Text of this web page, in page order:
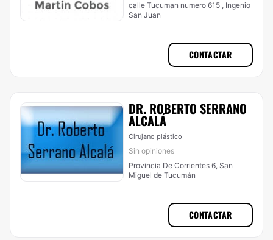
calle Tucuman numero 615 , Ingenio
San Juan
CONTACTAR
DR. ROBERTO SERRANO
ALCALÁ
Cirujano plástico
Sin opiniones
Provincia De Corrientes 6, San
Miguel de Tucumán
CONTACTAR